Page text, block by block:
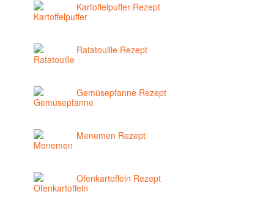
Kartoffelpuffer Rezept
Ratatouille Rezept
Gemüsepfanne Rezept
Menemen Rezept
Ofenkartoffeln Rezept